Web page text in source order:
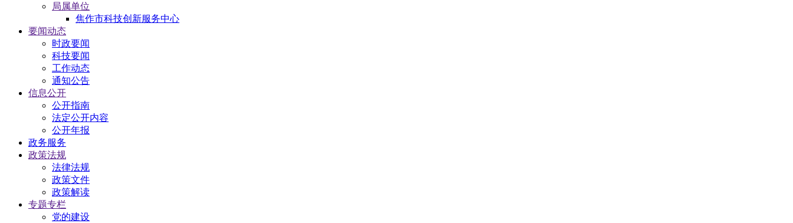
局属单位
焦作市科技创新服务中心
要闻动态
时政要闻
科技要闻
工作动态
通知公告
信息公开
公开指南
法定公开内容
公开年报
政务服务
政策法规
法律法规
政策文件
政策解读
专题专栏
党的建设